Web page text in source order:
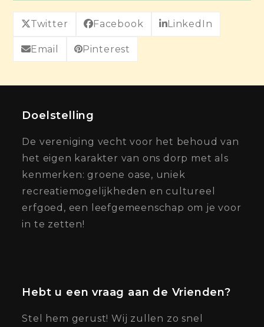
Twitter Facebook LinkedIn
Email Pinterest
Doelstelling
De vereniging vecht voor het behoud van
het eigen karakter van ons dorp met als
kenmerken: groene oase, uniek
recreatiemogelijkheden en cultureel
erfgoed, een leefgemeenschap om je voor
in te zetten!
Hebt u een vraag aan de Vrienden?
Stel hem gerust! Wij zullen zo snel